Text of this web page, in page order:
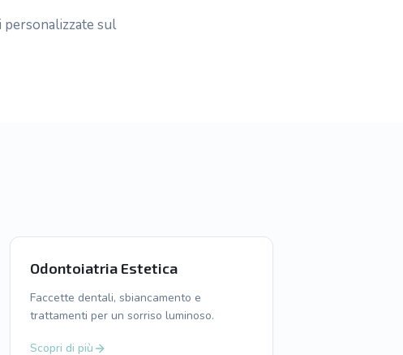
personalizzate sul
Odontoiatria Estetica
Faccette dentali, sbiancamento e
trattamenti per un sorriso luminoso.
Scopri di più